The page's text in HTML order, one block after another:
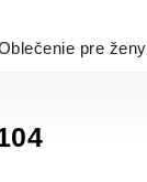
pre ženy